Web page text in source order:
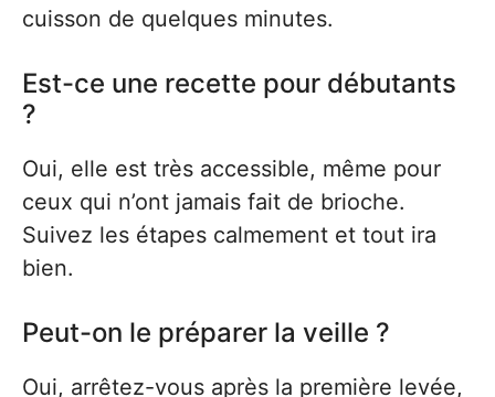
cuisson de quelques minutes.
Est-ce une recette pour débutants
?
Oui, elle est très accessible, même pour
ceux qui n’ont jamais fait de brioche.
Suivez les étapes calmement et tout ira
bien.
Peut-on le préparer la veille ?
Oui, arrêtez-vous après la première levée,